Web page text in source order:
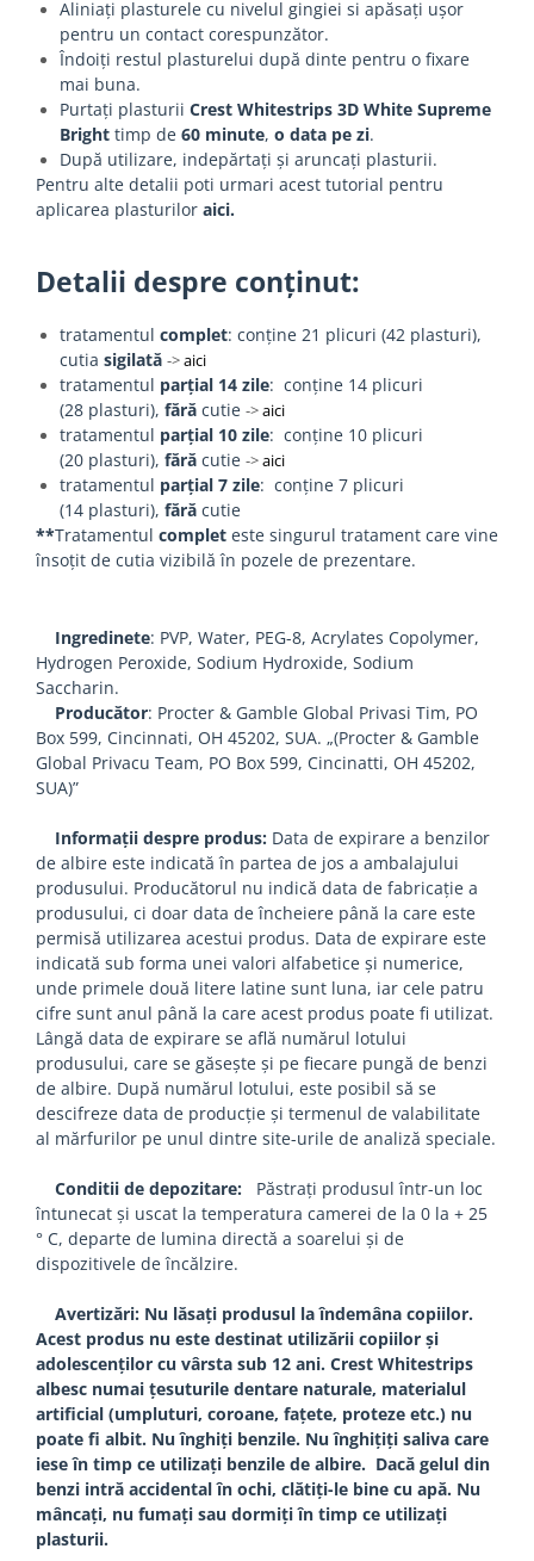
Aliniați plasturele cu nivelul gingiei si apăsați ușor
pentru un contact corespunzător.
Îndoiți restul plasturelui după dinte pentru o fixare
mai buna.
Purtați plasturii Crest Whitestrips 3D White Supreme
Bright timp de 60 minute, o data pe zi.
După utilizare, indepărtați și aruncați plasturii.
Pentru alte detalii poti urmari acest tutorial pentru
aplicarea plasturilor aici.
Detalii despre conținut:
tratamentul complet: conține 21 plicuri (42 plasturi),
cutia sigilată ->aici
tratamentul parțial 14 zile: conține 14 plicuri
(28 plasturi), fără cutie ->aici
tratamentul parțial 10 zile: conține 10 plicuri
(20 plasturi), fără cutie ->aici
tratamentul parțial 7 zile: conține 7 plicuri
(14 plasturi), fără cutie
**Tratamentul complet este singurul tratament care vine
însoțit de cutia vizibilă în pozele de prezentare.
Ingredinete: PVP, Water, PEG-8, Acrylates Copolymer,
Hydrogen Peroxide, Sodium Hydroxide, Sodium
Saccharin.
Producător: Procter & Gamble Global Privasi Tim, PO
Box 599, Cincinnati, OH 45202, SUA. „(Procter & Gamble
Global Privacu Team, PO Box 599, Cincinatti, OH 45202,
SUA)”
Informații despre produs: Data de expirare a benzilor
de albire este indicată în partea de jos a ambalajului
produsului. Producătorul nu indică data de fabricație a
produsului, ci doar data de încheiere până la care este
permisă utilizarea acestui produs. Data de expirare este
indicată sub forma unei valori alfabetice și numerice,
unde primele două litere latine sunt luna, iar cele patru
cifre sunt anul până la care acest produs poate fi utilizat.
Lângă data de expirare se află numărul lotului
produsului, care se găsește și pe fiecare pungă de benzi
de albire. După numărul lotului, este posibil să se
descifreze data de producție și termenul de valabilitate
al mărfurilor pe unul dintre site-urile de analiză speciale.
Conditii de depozitare: Păstrați produsul într-un loc
întunecat și uscat la temperatura camerei de la 0 la + 25
° C, departe de lumina directă a soarelui și de
dispozitivele de încălzire.
Avertizări: Nu lăsați produsul la îndemâna copiilor.
Acest produs nu este destinat utilizării copiilor și
adolescenților cu vârsta sub 12 ani. Crest Whitestrips
albesc numai țesuturile dentare naturale, materialul
artificial (umpluturi, coroane, fațete, proteze etc.) nu
poate fi albit. Nu înghiți benzile. Nu înghițiți saliva care
iese în timp ce utilizați benzile de albire. Dacă gelul din
benzi intră accidental în ochi, clătiți-le bine cu apă. Nu
mâncați, nu fumați sau dormiți în timp ce utilizați
plasturii.